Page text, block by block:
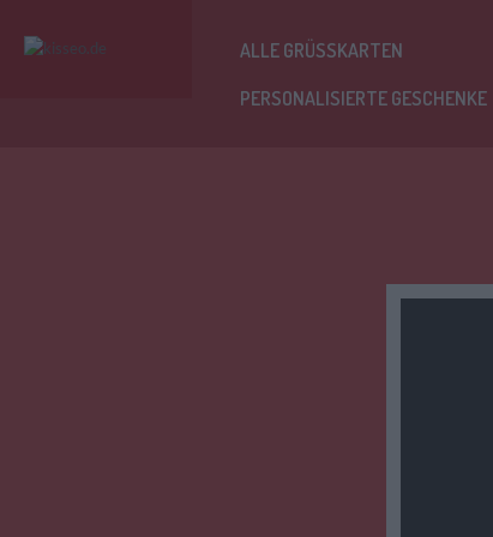
ALLE GRÜSSKARTEN
PERSONALISIERTE GESCHENKE